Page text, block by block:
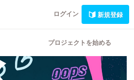
ログイン 新規登録
プロジェクトを始める